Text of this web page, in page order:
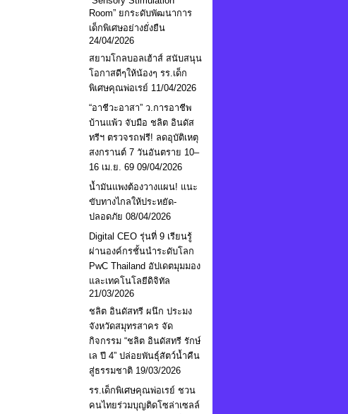
Room” ยกระดับพัฒนาการ
เด็กพิเศษอย่างยั่งยืน
24/04/2026
สยามโกลบอลเฮ้าส์ สนับสนุน
โอกาสดีๆให้น้องๆ รร.เด็ก
พิเศษคุณพ่อเรย์ 11/04/2026
“อาชีวะอาสา” ว.การอาชีพ
บ้านแพ้ว จับมือ ชลิต อินดัส
ทรีฯ ตรวจรถฟรี! ลดอุบัติเหตุ
สงกรานต์ 7 วันอันตราย 10–
16 เม.ย. 69 09/04/2026
น้ำมันแพงต้องวางแผน! แนะ
ขับทางไกลให้ประหยัด-
ปลอดภัย 08/04/2026
Digital CEO รุ่นที่ 9 เรียนรู้
ผ่านองค์กรชั้นนำระดับโลก
PwC Thailand อัปเดตมุมมอง
และเทคโนโลยีดิจิทัล
21/03/2026
ชลิต อินดัสทรี ผนึก ประมง
จังหวัดสมุทรสาคร จัด
กิจกรรม “ชลิต อินดัสทรี รักษ์
เล ปี 4” ปล่อยพันธุ์สัตว์น้ำคืน
สู่ธรรมชาติ 19/03/2026
รร.เด็กพิเศษคุณพ่อเรย์ ชวน
คนไทยร่วมบุญติดโซล่าเซลล์